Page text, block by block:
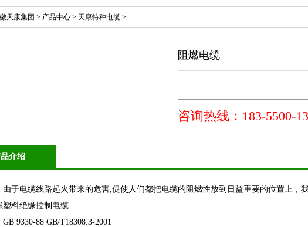
天康集团 > 产品中心 > 天康特种电缆 >
阻燃电缆
......
咨询热线：183-5500-
介绍
由于电缆线路起火带来的危害,促使人们都把电缆的阻燃性放到日益重要的位置上，
塑料绝缘控制电缆
9330-88 GB/T18308.3-2001